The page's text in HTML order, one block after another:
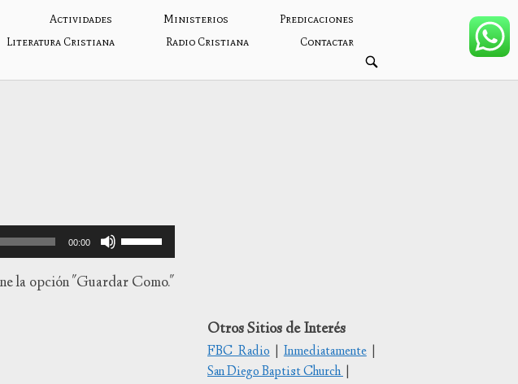
Actividades Ministerios
Predicaciones
Literatura Cristiana
Radio Cristiana Contactar
ABRIR
BARRA
DE
00:00
las
teclas
la opción "Guardar Como."
Otros Sitios de Interés
FBC Radio|Inmediatamente|
San Diego Baptist Church